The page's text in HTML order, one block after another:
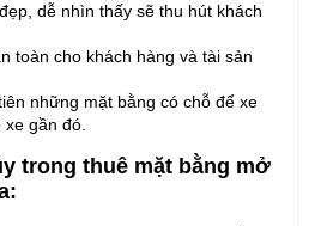
dễ nhìn thấy sẽ thu hút khách
toàn cho khách hàng và tài sản
những mặt bằng có chỗ để xe
xe gần đó.
trong thuê mặt bằng mở